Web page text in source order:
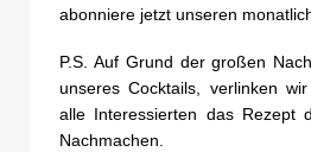
abonniere jetzt unseren
P.S. Auf Grund der großen
unseres Cocktails, verlinken
alle Interessierten das Rezept
Nachmachen.